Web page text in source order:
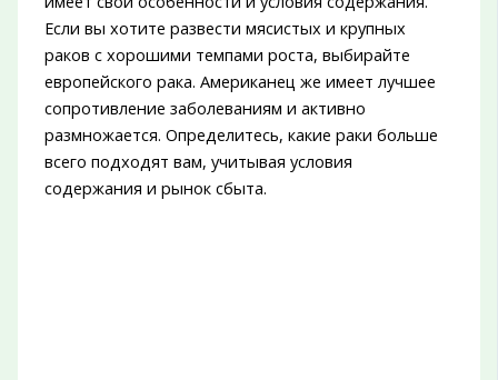
Если вы хотите развести мясистых и крупных
раков с хорошими темпами роста, выбирайте
европейского рака. Американец же имеет лучшее
сопротивление заболеваниям и активно
размножается. Определитесь, какие раки больше
всего подходят вам, учитывая условия
содержания и рынок сбыта.